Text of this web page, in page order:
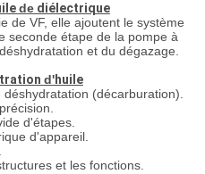
dediélectrique
de VF, elle ajoutent le système
seconde étape de la pompe à
et du dégazage.
d'huile
(décarburation).
d'étapes.
d'appareil.
et les fonctions.